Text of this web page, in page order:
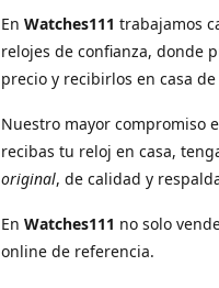
En Watches111 trabajamos
relojes de confianza, donde
precio y recibirlos en casa
Nuestro mayor compromiso
recibas tu reloj en casa,
original, de calidad y
En Watches111 no solo
online de referencia.